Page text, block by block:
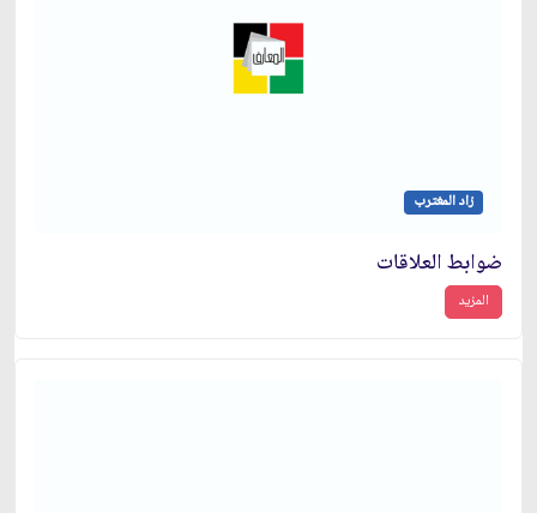
زاد المغترب
ضوابط العلاقات‏
المزيد